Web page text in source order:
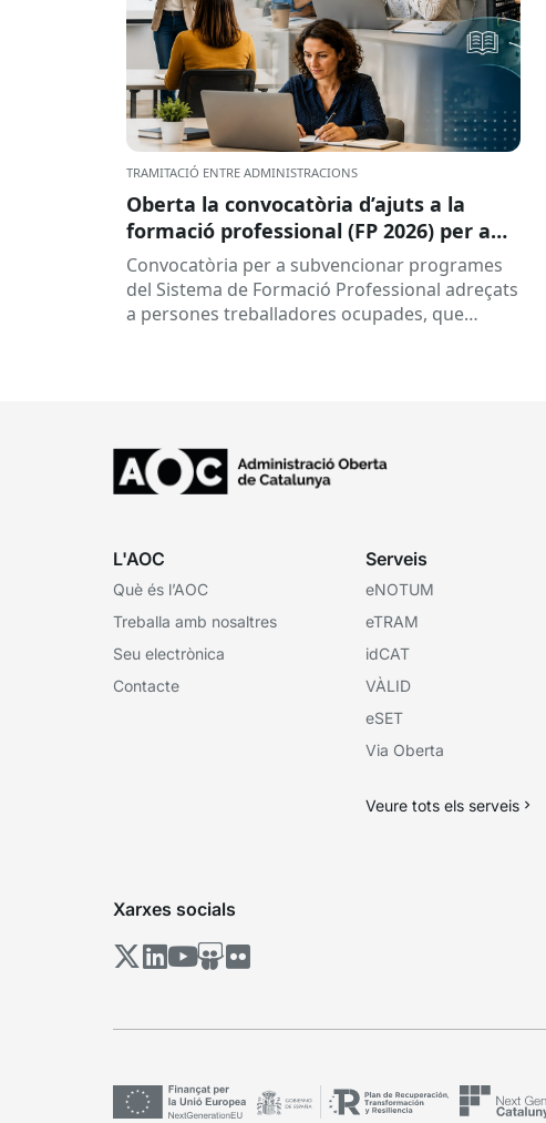
TRAMITACIÓ ENTRE ADMINISTRACIONS
Oberta la convocatòria d’ajuts a la
formació professional (FP 2026) per a
persones treballadores ocupades
Convocatòria per a subvencionar programes
del Sistema de Formació Professional adreçats
a persones treballadores ocupades, que
L'AOC
Què és l’AOC
Treballa amb nosaltres
Seu electrònica
Contacte
Serveis
eNOTUM
eTRAM
idCAT
VÀLID
eSET
Via Oberta
Veure tots els serveis
Xarxes socials